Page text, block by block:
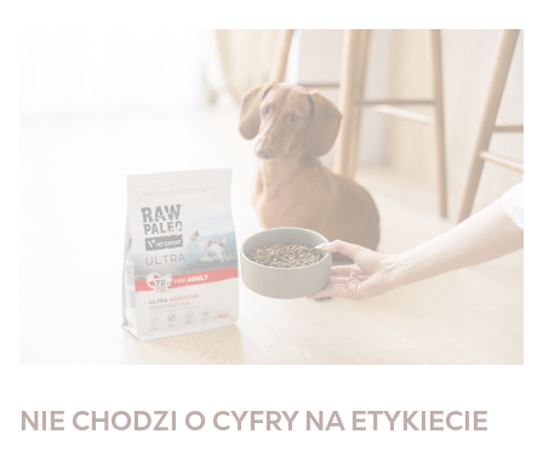
NIE CHODZI O CYFRY NA ETYKIECIE